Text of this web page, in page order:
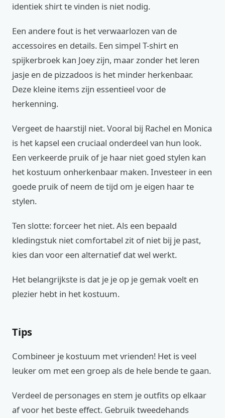
identiek shirt te vinden is niet nodig.
Een andere fout is het verwaarlozen van de
accessoires en details. Een simpel T-shirt en
spijkerbroek kan Joey zijn, maar zonder het leren
jasje en de pizzadoos is het minder herkenbaar.
Deze kleine items zijn essentieel voor de
herkenning.
Vergeet de haarstijl niet. Vooral bij Rachel en Monica
is het kapsel een cruciaal onderdeel van hun look.
Een verkeerde pruik of je haar niet goed stylen kan
het kostuum onherkenbaar maken. Investeer in een
goede pruik of neem de tijd om je eigen haar te
stylen.
Ten slotte: forceer het niet. Als een bepaald
kledingstuk niet comfortabel zit of niet bij je past,
kies dan voor een alternatief dat wel werkt.
Het belangrijkste is dat je je op je gemak voelt en
plezier hebt in het kostuum.
Tips
Combineer je kostuum met vrienden! Het is veel
leuker om met een groep als de hele bende te gaan.
Verdeel de personages en stem je outfits op elkaar
af voor het beste effect. Gebruik tweedehands